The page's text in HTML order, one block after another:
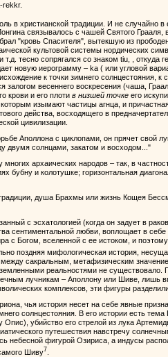
rekkr.
в христианской традиции. И не случайно в
связывалось с чашей Святого Грааля,
"кровь Спасителя", вытекшую из
культовой системы нордических
тесно сопрягался со знаком tiu, , откуда
новую иерограмму – ka ( или угловой
к точки зимнего солнцестояния, к
весеннего воскресения (чаша,
крови и его плоти в низшей точке его
изымают частицы агнца, и
действа, восходящего в
цивилизации.
Аполлона с циклопами, он прячет свой
двумя солнцами, закатом и восходом..."
архаических народов – так, в
бубну и колотушке; горизонтальная
душа Брахмы или жизнь Кощея
с эсхатологией (когда он задует в
сентиментальной любви, воплощает в
с Богом, вселенной с ее истоком, и
поздняя мифологическая история,
сакральным, метафизическим
реальностями не существовало.
лучникам – Аполлону или Шиве, лишь
комплексов, эти фигуры
чья история несет на себе явные
солнцестояния. В его истории есть тема
Опис), убийство его стрелой из лука
путешествия навстречу
небесной фигурой Озириса, а индусы
Шиву7